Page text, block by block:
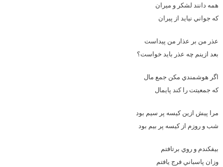
همه دانند لشکر و ميران
که جواني نيايد از پيران
عذر من بر عذار من پيداست
بعد ازينم چه عذر بايد خواست؟
اگر هوشمندي مکن جمع مال
که جمعيتت را کند پايمال
مرا پيش ازين کيسه پر سيم بود
شب و روزم از کيسه پر بيم بود
بيفکندم و روي برتافتم
وزان پاسباني فرج يافتم